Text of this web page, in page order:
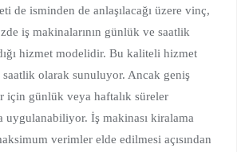
de isminden de anlaşılacağı üzere vinç,
iş makinalarının günlük ve saatlik
hizmet modelidir. Bu kaliteli hizmet
olarak sunuluyor. Ancak geniş
için günlük veya haftalık süreler
uygulanabiliyor. İş makinası kiralama
verimler elde edilmesi açısından